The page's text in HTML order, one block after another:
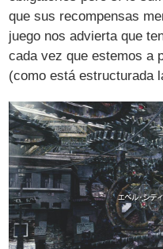
que sus recompensas
juego nos advierta que
cada vez que estemos a
(como está estructurada